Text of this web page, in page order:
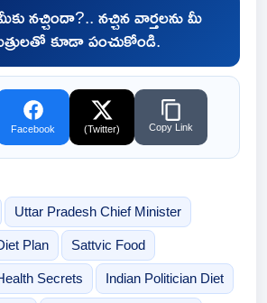
నచ్చిందా?.. నచ్చిన వార్తలను మీ
కూడా పంచుకోండి.
Facebook (Twitter) Copy Link
Uttar Pradesh Chief Minister
Plan Sattvic Food
Secrets Indian Politician Diet